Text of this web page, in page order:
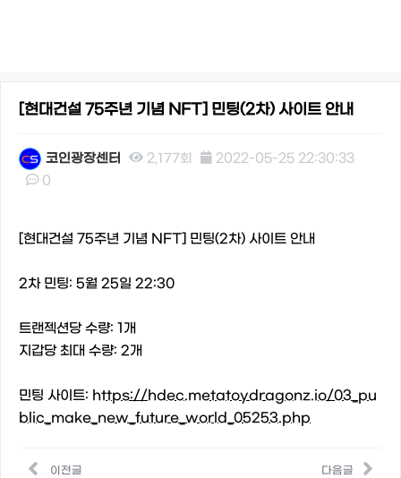
[현대건설 75주년 기념 NFT] 민팅(2차) 사이트 안내
코인광장센터 2,177회
2022-05-25 22:30:33
0
[현대건설 75주년 기념 NFT] 민팅(2차) 사이트 안내
2차 민팅: 5월 25일 22:30
트랜젝션당 수량: 1개
지갑당 최대 수량: 2개
민팅 사이트: https://hdec.metatoydragonz.io/03_pu
blic_make_new_future_world_05253.php
이전글 다음글